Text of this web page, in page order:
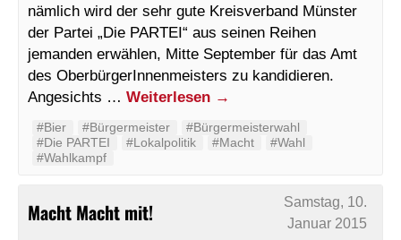
nämlich wird der sehr gute Kreisverband Münster
der Partei „Die PARTEI“ aus seinen Reihen
jemanden erwählen, Mitte September für das Amt
des OberbürgerInnenmeisters zu kandidieren.
Angesichts … Weiterlesen →
#Bier #Bürgermeister
#Bürgermeisterwahl
#Die PARTEI
#Lokalpolitik #Macht
#Wahl
#Wahlkampf
Macht Macht mit!
Samstag, 10.
Januar 2015